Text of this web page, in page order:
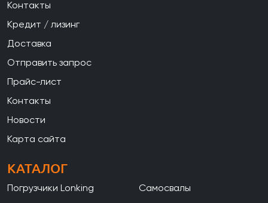
Контакты
Кредит / лизинг
Доставка
Отправить запрос
Прайс-лист
Контакты
Новости
Карта сайта
КАТАЛОГ
Погрузчики Lonking
Самосвалы